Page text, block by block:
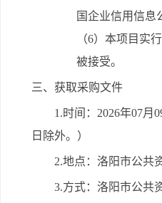
国企业信用信息
（6）本项目实
被接受。
三、获取采购文件
1.时间：2026年07月
日除外。）
2.地点：洛阳市公共
3.方式：洛阳市公共